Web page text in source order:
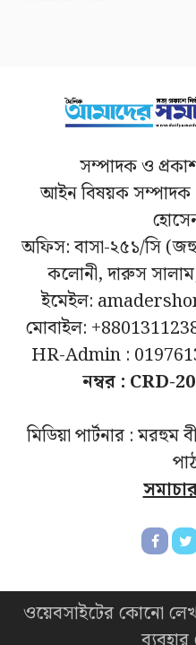
সম্পাদক ও
আইন বিষয়ক
অফিস: বাসা-২৫১/সি
কলোনী, দারুস
ইমেইল:
মোবাইল:
HR-Admin :
নম্বর : CRD-
মিডিয়া পার্টনার : মরহুম
ওয়েবসাইটের কোনো